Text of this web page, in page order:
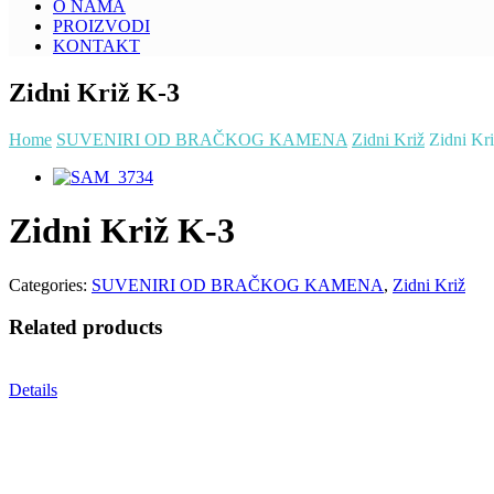
O NAMA
PROIZVODI
KONTAKT
Zidni Križ K-3
Home SUVENIRI OD BRAČKOG KAMENA Zidni Križ Zidni
Zidni Križ K-3
Categories: SUVENIRI OD BRAČKOG KAMENA, Zidni Križ
Related products
Details